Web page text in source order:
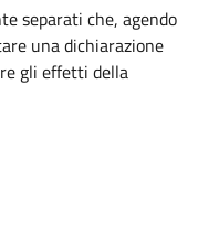
separati che, agendo
una dichiarazione
gli effetti della